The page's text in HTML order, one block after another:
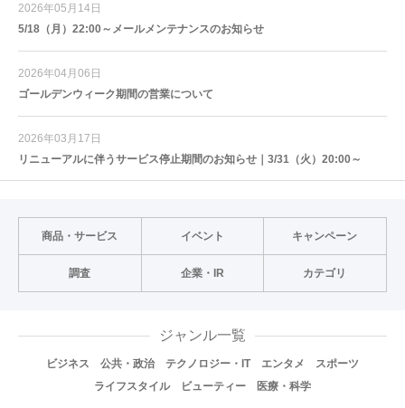
2026年05月14日
5/18（月）22:00～メールメンテナンスのお知らせ
2026年04月06日
ゴールデンウィーク期間の営業について
2026年03月17日
リニューアルに伴うサービス停止期間のお知らせ｜3/31（火）20:00～
商品・サービス イベント キャンペーン
調査 企業・IR カテゴリ
ジャンル一覧
ビジネス 公共・政治 テクノロジー・IT エンタメ
スポーツ
ライフスタイル
ビューティー 医療・科学